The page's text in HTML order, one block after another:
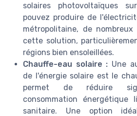
solaires photovoltaïques
pouvez produire de
métropolitaine, de
cette solution,
régions bien ensoleillées.
Chauffe-eau solaire : Une
de l'énergie solaire est le
permet de réduire
consommation énergétique
sanitaire. Une option